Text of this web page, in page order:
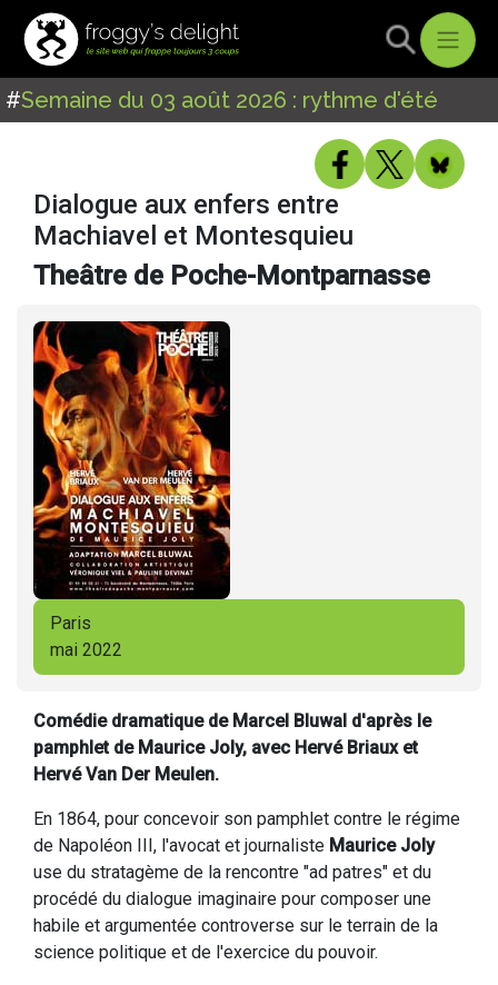
#Semaine du 03 août 2026 : rythme d'été
Dialogue aux enfers entre
Machiavel et Montesquieu
Theâtre de Poche-Montparnasse
Paris
mai 2022
Comédie dramatique de Marcel Bluwal d'après le
pamphlet de Maurice Joly, avec Hervé Briaux et
Hervé Van Der Meulen.
En 1864, pour concevoir son pamphlet contre le régime
de Napoléon III, l'avocat et journaliste Maurice Joly
use du stratagème de la rencontre "ad patres" et du
procédé du dialogue imaginaire pour composer une
habile et argumentée controverse sur le terrain de la
science politique et de l'exercice du pouvoir.